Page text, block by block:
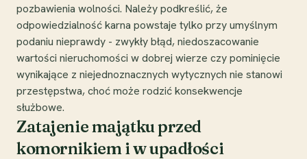
pozbawienia wolności. Należy podkreślić, że
odpowiedzialność karna powstaje tylko przy umyślnym
podaniu nieprawdy - zwykły błąd, niedoszacowanie
wartości nieruchomości w dobrej wierze czy pominięcie
wynikające z niejednoznacznych wytycznych nie stanowi
przestępstwa, choć może rodzić konsekwencje
służbowe.
Zatajenie majątku przed
komornikiem i w upadłości